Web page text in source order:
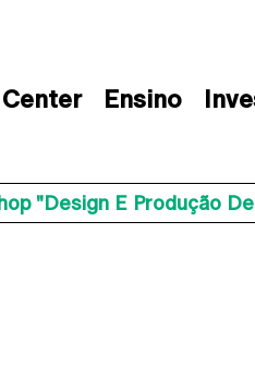
Ensino
"Design E Produção